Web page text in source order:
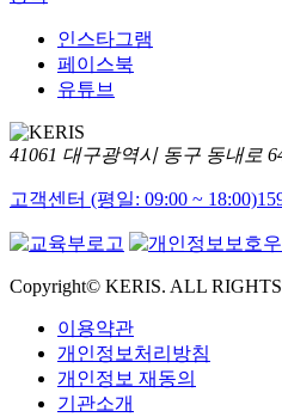
인스타그램
페이스북
유튜브
41061 대구광역시 동구 동내로
고객센터 (평일: 09:00 ~ 18:00)
Copyright© KERIS. ALL
이용약관
개인정보처리방침
개인정보 재동의
기관소개